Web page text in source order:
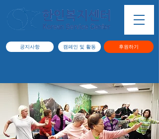
공지사항 캠페인 및 활동 후원하기